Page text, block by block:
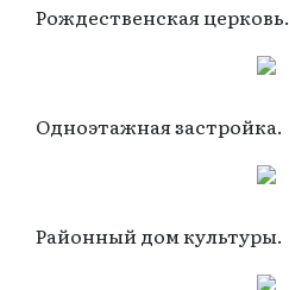
Рождественская церковь.
Одноэтажная застройка.
Районный дом культуры.